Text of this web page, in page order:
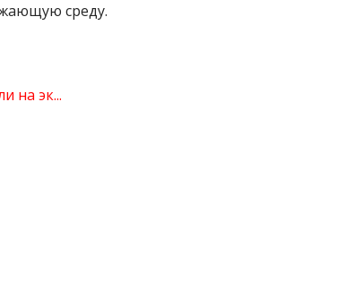
среду.
на эк...